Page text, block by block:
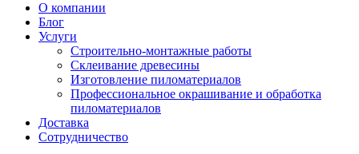
О компании
Блог
Услуги
Строительно-монтажные работы
Склеивание древесины
Изготовление пиломатериалов
Профессиональное окрашивание и обработка
пиломатериалов
Доставка
Сотрудничество